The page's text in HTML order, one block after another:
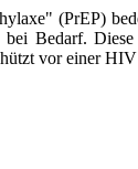
(PrEP)
bei Bedarf.
vor einer